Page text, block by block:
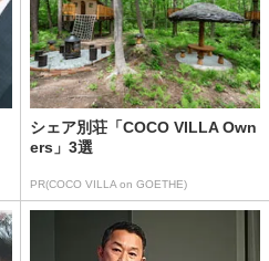
シェア別荘「COCO VILLA Own
ers」3選
PR(COCO VILLA on GOETHE)